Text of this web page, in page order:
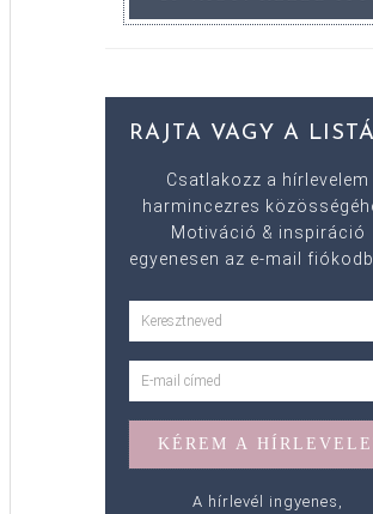
RAJTA VAGY A
Csatlakozz a hírlevelem
harmincezres
Motiváció & inspiráció
egyenesen az e-mail
A hírlevél ingyenes,